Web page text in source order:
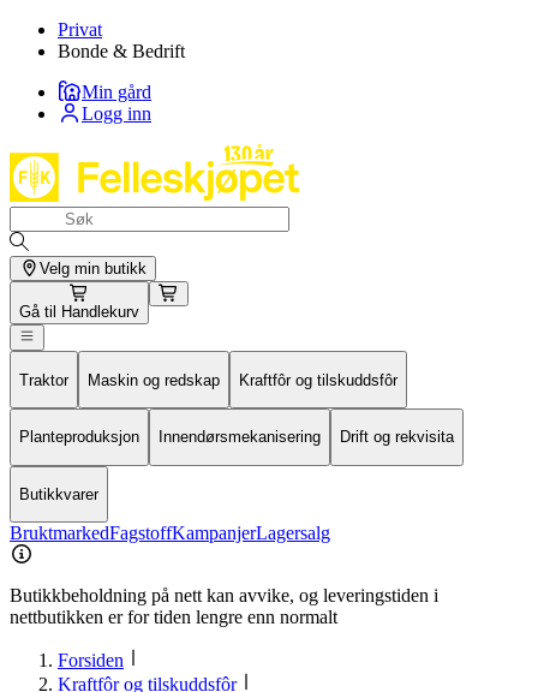
Privat
Bonde & Bedrift
Min gård
Logg inn
Velg min butikk
Gå til Handlekurv
Traktor Maskin og redskap Kraftfôr og tilskuddsfôr
Planteproduksjon Innendørsmekanisering Drift og rekvisita
Butikkvarer
BruktmarkedFagstoffKampanjerLagersalg
Butikkbeholdning på nett kan avvike, og leveringstiden i
nettbutikken er for tiden lengre enn normalt
Forsiden
Kraftfôr og tilskuddsfôr